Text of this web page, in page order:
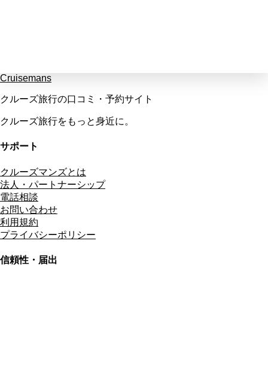
Cruisemans
クルーズ旅行の口コミ・予約サイト
クルーズ旅行をもっと身近に。
サポート
クルーズマンズとは
法人・パートナーシップ
電話相談
お問い合わせ
利用規約
プライバシーポリシー
信頼性・届出